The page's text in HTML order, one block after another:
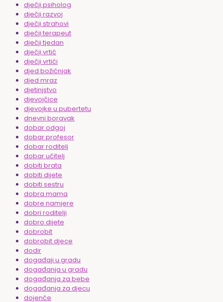
dječji psiholog
dječji razvoj
dječji strahovi
dječji terapeut
dječji tjedan
dječji vrtić
dječji vrtići
djed božićnjak
djed mraz
djetinjstvo
djevojčice
djevojke u pubertetu
dnevni boravak
dobar odgoj
dobar profesor
dobar roditelj
dobar učitelj
dobiti brata
dobiti dijete
dobiti sestru
dobra mama
dobre namjere
dobri roditelji
dobro dijete
dobrobit
dobrobit djece
dodir
događaji u gradu
događanja u gradu
događanja za bebe
događanja za djecu
dojenče